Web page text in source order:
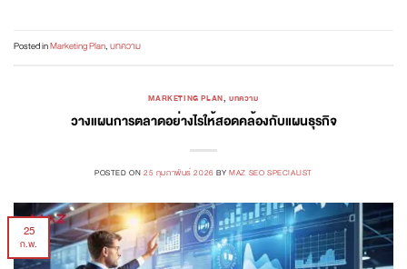
Posted inMarketing Plan,บทความ
MARKETING PLAN, บทความ
วางแผนการตลาดอย่างไรให้สอดคล้องกับแผนธุรกิจ
POSTED ON 25 กุมภาพันธ์ 2026 BYMAZ SEO SPECIALIST
25
ก.พ.